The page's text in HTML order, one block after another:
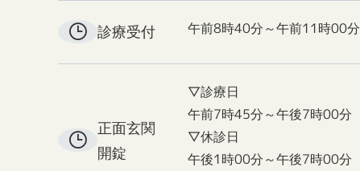
診療受付 午前8時40分～午前11時00分
正面玄関
開錠
▽診療日
午前7時45分～午後7時00分
▽休診日
午後1時00分～午後7時00分